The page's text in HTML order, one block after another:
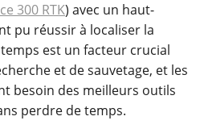
300 RTK) avec un haut-
pu réussir à localiser la
est un facteur crucial
et de sauvetage, et les
besoin des meilleurs outils
perdre de temps.